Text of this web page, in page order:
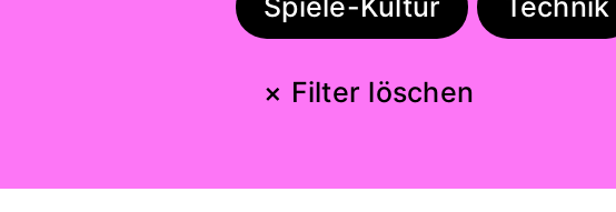
Spiele-Kultur Technik
× Filter löschen